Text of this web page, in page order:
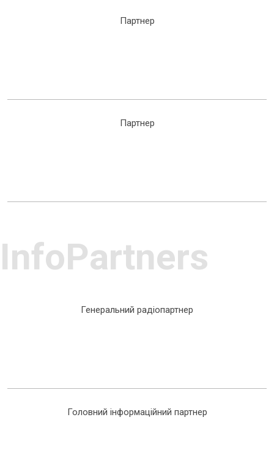
Партнер
Партнер
InfoPartners
Генеральний радіопартнер
Головний інформаційний партнер